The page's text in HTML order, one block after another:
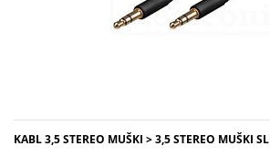
KABL 3,5 STEREO MUŠKI > 3,5 STEREO MUŠKI